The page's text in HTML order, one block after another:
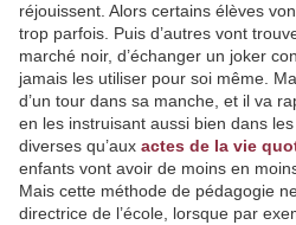
réjouissent. Alors certains élèves
trop parfois. Puis d’autres vont
marché noir, d’échanger un joker
jamais les utiliser pour soi même.
d’un tour dans sa manche, et il va
en les instruisant aussi bien dans les
diverses qu’aux actes de la vie
enfants vont avoir de moins en
Mais cette méthode de pédagogie
directrice de l’école, lorsque par